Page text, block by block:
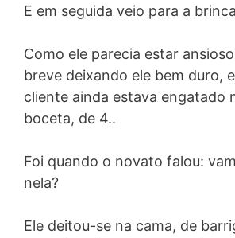
E em seguida veio para a
Como ele parecia estar
breve deixando ele bem duro,
cliente ainda estava engatado
boceta, de 4..
Foi quando o novato falou:
nela?
Ele deitou-se na cama, de